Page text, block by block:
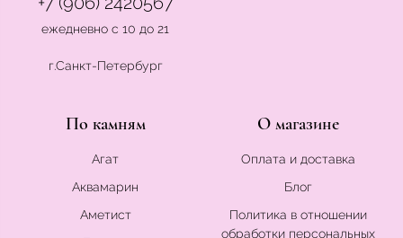
ежедневно с 10 до 21
г.Санкт-Петербург
По камням
Агат
Аквамарин
Аметист
О магазине
Оплата и доставка
Блог
Политика в отношении
обработки персональных